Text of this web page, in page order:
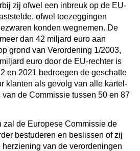
zij ofwel een inbreuk op de EU-
ofwel toezeggingen
konden wegnemen. De
dan 42 miljard euro aan
grond van Verordening 1/2003,
euro door de EU-rechter is
en 2021 bedroegen de geschatte
klanten als gevolg van alle kartel-
de Commissie tussen 50 en 87
zal de Europese Commissie de
bestuderen en beslissen of zij
van de verordeningen